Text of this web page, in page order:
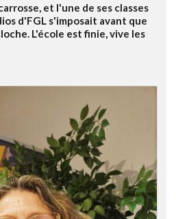
et l'une de ses classes
d'FGL s'imposait avant que
L'école est finie, vive les